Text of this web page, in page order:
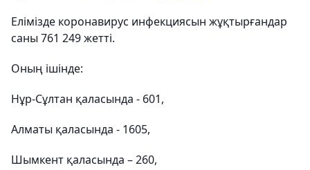
Елімізде коронавирус инфекциясын жұқтырғандар
саны 761 249 жетті.
Оның ішінде:
Нұр-Сұлтан қаласында - 601,
Алматы қаласында - 1605,
Шымкент қаласында – 260,